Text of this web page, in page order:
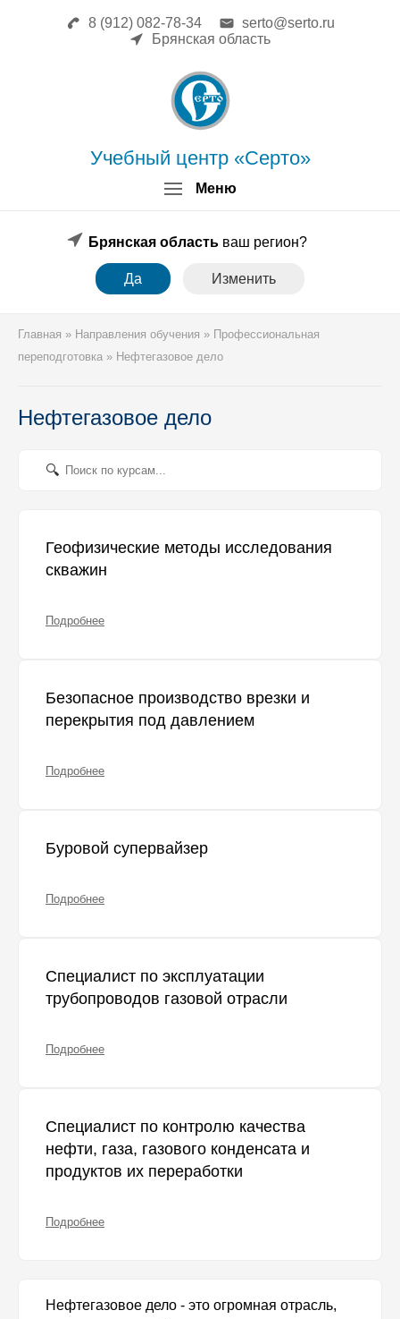
Меню
Учебный центр «Серто»
8 (912) 082-78-34
serto@serto.ru
Брянская область
Брянская область ваш регион?
Да Изменить
Главная » Направления обучения » Профессиональная
переподготовка » Нефтегазовое дело
Нефтегазовое дело
Геофизические методы исследования
скважин
Подробнее
Безопасное производство врезки и
перекрытия под давлением
Подробнее
Буровой супервайзер
Подробнее
Специалист по эксплуатации
трубопроводов газовой отрасли
Подробнее
Специалист по контролю качества
нефти, газа, газового конденсата и
продуктов их переработки
Подробнее
Нефтегазовое дело - это огромная отрасль,
Повышение квалификации
Профессиональная переподготовка
Форма заявки
Образец диплома
Аттестация поверителей
Системы менеджмента
Реквизиты
Координаты